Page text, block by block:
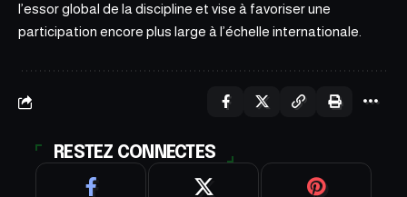
l’essor global de la discipline et vise à favoriser une
participation encore plus large à l’échelle internationale.
RESTEZ CONNECTES